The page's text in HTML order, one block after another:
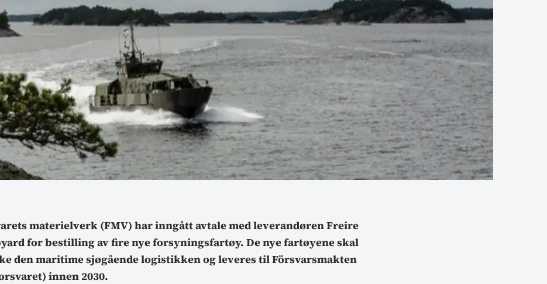
materielverk (FMV) har inngått avtale med leverandøren Freire
for bestilling av fire nye forsyningsfartøy. De nye fartøyene skal
den maritime sjøgående logistikken og leveres til Försvarsmakten
innen 2030.